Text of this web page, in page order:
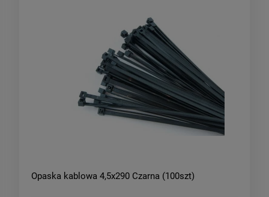
Opaska kablowa 4,5x290 Czarna (100szt)